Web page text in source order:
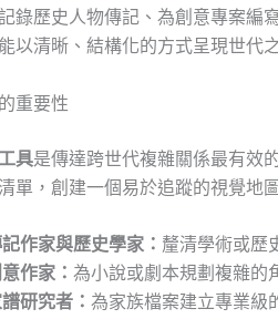
錄歷史人物傳記、為創意專案編
以清晰、結構化的方式呈現世代
重要性
具是傳達跨世代複雜關係最有效
單，創建一個易於追蹤的視覺地
作家與歷史學家： 釐清學術或歷
作家： 為小說或劇本規劃複雜的
研究者： 為家族檔案建立專業級